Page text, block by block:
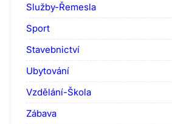
Služby-Řemesla
Sport
Stavebnictví
Ubytování
Vzdělání-Škola
Zábava